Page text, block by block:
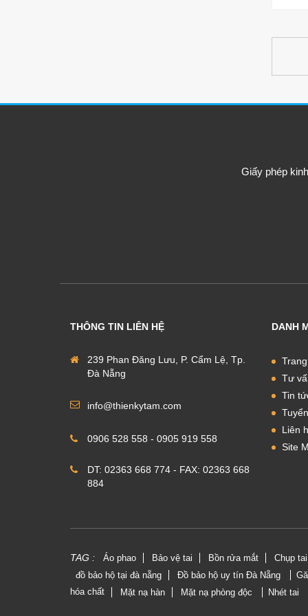
Giấy phép
THÔNG TIN LIÊN HỆ
239 Phan Đăng Lưu, P. Cẩm Lệ, Tp.
Đà Nẵng
info@thienkytam.com
0906 528 558 - 0905 919 558
DT: 02363 668 774 - FAX: 02363 668
884
DANH
Tư
Tin
Liên
Site
TAG : Áo phao Bảo vệ tai Bồn rửa mắt
Chụp
đồ bảo hộ tại đà nẵng
Đồ bảo hộ uy tín Đà Nẵng
hóa chất Mặt nạ hàn Mặt nạ phòng độc Nhét tai